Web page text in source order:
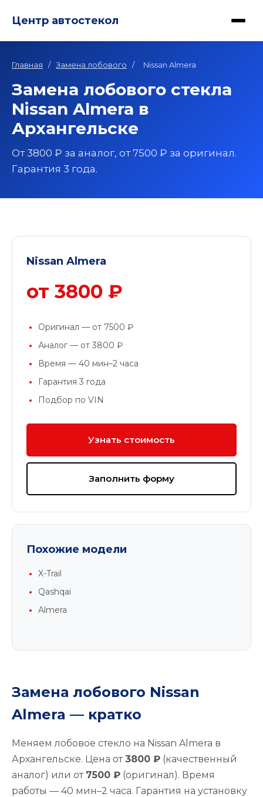
Центр автостекол
Главная / Замена лобового / Nissan Almera
Замена лобового стекла
Nissan Almera в
Архангельске
От 3800 ₽ за аналог, от 7500 ₽ за оригинал.
Гарантия 3 года.
Замена лобового Nissan
Almera — кратко
Меняем лобовое стекло на Nissan Almera в
Архангельске. Цена от3800 ₽ (качественный
аналог) или от 7500 ₽ (оригинал). Время
работы — 40 мин–2 часа. Гарантия на установку
Nissan Almera
от 3800 ₽
Оригинал — от 7500 ₽
Аналог — от 3800 ₽
Время — 40 мин–2 часа
Гарантия 3 года
Подбор по VIN
Узнать стоимость
Заполнить форму
Похожие модели
X-Trail
Qashqai
Almera